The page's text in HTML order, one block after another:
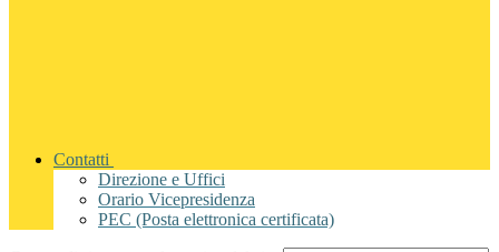
Contatti
Direzione e Uffici
Orario Vicepresidenza
PEC (Posta elettronica certificata)